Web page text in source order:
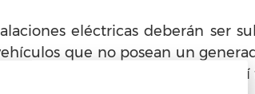
eléctricas deberán ser
que no posean un
lugares de transito interno para